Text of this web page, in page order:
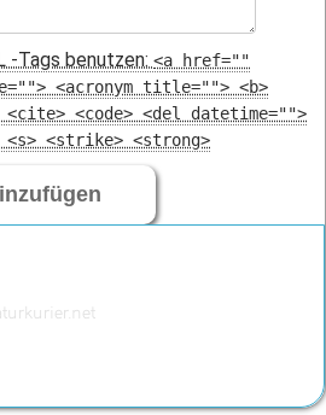
-Tags benutzen: <a href=""
<acronym title=""> <b>
<code> <del datetime="">
<strike> <strong>